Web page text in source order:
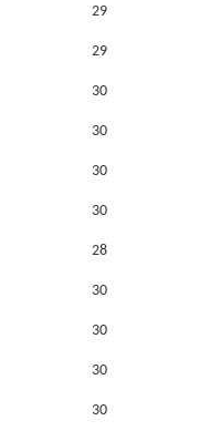
29
29
30
30
30
30
28
30
30
30
30